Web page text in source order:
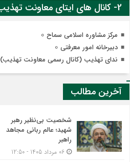
2- کانال های ایتای معاونت تهذیب
مرکز مشاوره اسلامی سماح
دبیرخانه امور معرفتی
ندای تهذیب (کانال رسمی معاونت تهذیب)
آخرین مطالب
شخصیت بی‌نظیر رهبر
شهید؛ عالم ربانی مجاهد
راهبر